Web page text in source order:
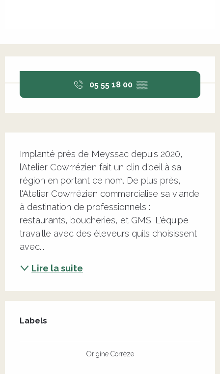
05 55 18 00 ▒▒
Implanté près de Meyssac depuis 2020,
lAtelier Cowrrézien fait un clin d'oeil à sa
région en portant ce nom. De plus près,
l'Atelier Cowrrézien commercialise sa viande
à destination de professionnels :
restaurants, boucheries, et GMS. L'équipe
travaille avec des éleveurs quils choisissent
avec...
Lire la suite
Labels
Labels
Origine Corrèze